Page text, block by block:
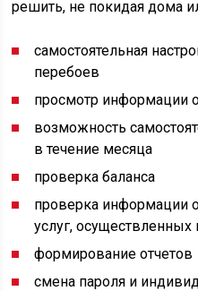
решить, не покидая дома
самостоятельная
перебоев
просмотр информации
возможность
в течение месяца
проверка баланса
проверка информации
услуг,
формирование отчетов
смена пароля и